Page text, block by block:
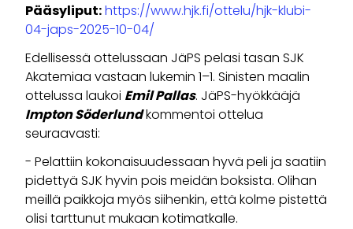
Pääsyliput:https://www.hjk.fi/ottelu/hjk-klubi-
04-japs-2025-10-04/
Edellisessä ottelussaan JäPS pelasi tasan SJK
Akatemiaa vastaan lukemin 1–1. Sinisten maalin
ottelussa laukoi Emil Pallas. JäPS-hyökkääjä
Impton Söderlundkommentoi ottelua
seuraavasti:
- Pelattiin kokonaisuudessaan hyvä peli ja saatiin
pidettyä SJK hyvin pois meidän boksista. Olihan
meillä paikkoja myös siihenkin, että kolme pistettä
olisi tarttunut mukaan kotimatkalle.